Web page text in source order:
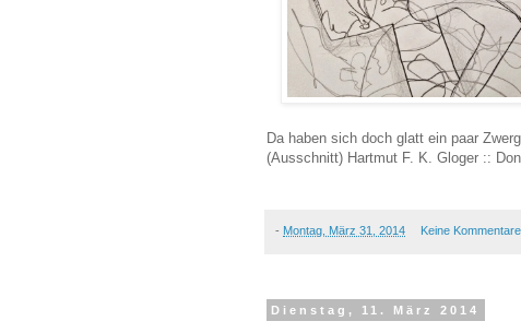
Da haben sich doch glatt ein paar
(Ausschnitt) Hartmut F. K. Gloger ::
- Montag, März 31, 2014 Keine
Dienstag, 11. März 2014